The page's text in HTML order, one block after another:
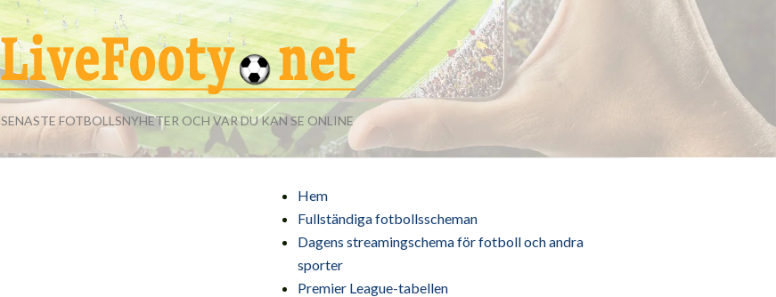
SENASTE FOTBOLLSNYHETER OCH VAR DU KAN SE ONLINE
Hem
Fullständiga fotbollsscheman
Dagens streamingschema för fotboll och andra
sporter
Premier League-tabellen